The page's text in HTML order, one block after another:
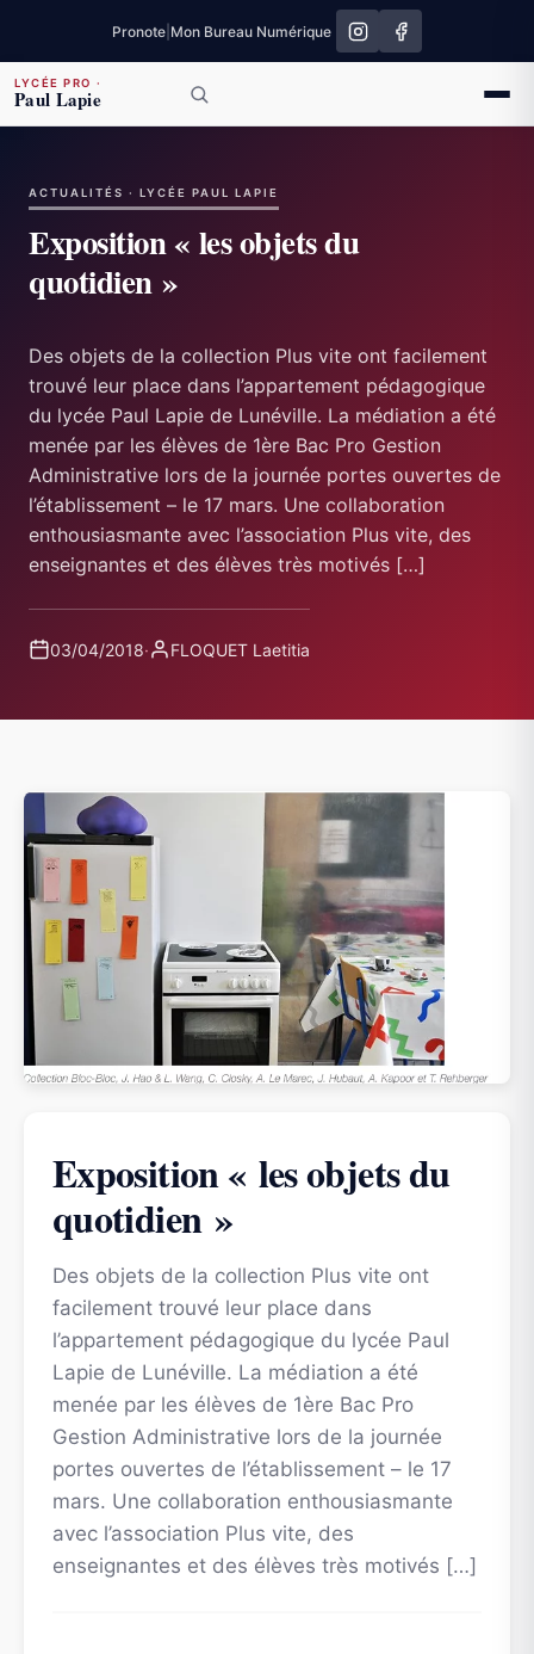
Pronote Mon Bureau Numérique
LYCÉE PRO ·
Paul Lapie
ACTUALITÉS · LYCÉE PAUL LAPIE
Exposition « les objets du
quotidien »
Des objets de la collection Plus vite ont facilement
trouvé leur place dans l’appartement pédagogique
du lycée Paul Lapie de Lunéville. La médiation a été
menée par les élèves de 1ère Bac Pro Gestion
Administrative lors de la journée portes ouvertes de
l’établissement – le 17 mars. Une collaboration
enthousiasmante avec l’association Plus vite, des
enseignantes et des élèves très motivés […]
03/04/2018· FLOQUET Laetitia
Exposition « les objets du
quotidien »
Des objets de la collection Plus vite ont
facilement trouvé leur place dans
l’appartement pédagogique du lycée Paul
Lapie de Lunéville. La médiation a été
menée par les élèves de 1ère Bac Pro
Gestion Administrative lors de la journée
portes ouvertes de l’établissement – le 17
mars. Une collaboration enthousiasmante
avec l’association Plus vite, des
enseignantes et des élèves très motivés […]